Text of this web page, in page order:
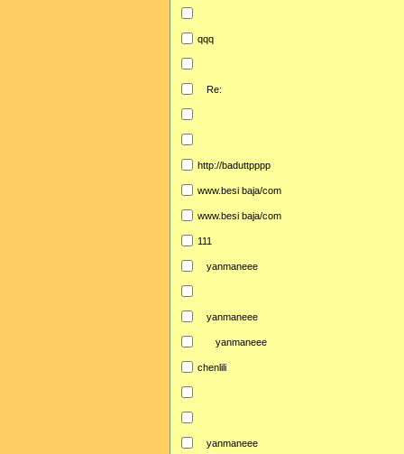
qqq
Re:
http://baduttpppp
www.besi baja/com
www.besi baja/com
111
yanmaneee
yanmaneee
yanmaneee
chenlili
yanmaneee